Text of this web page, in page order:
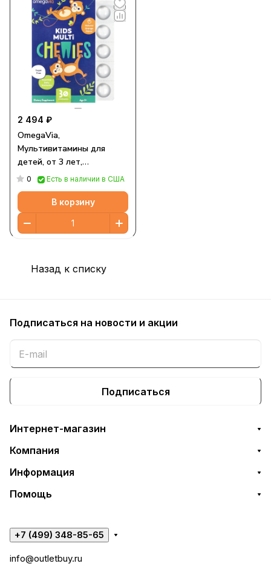
2 494 ₽
OmegaVia,
Мультивитамины для
детей, от 3 лет,
натуральный апельсин, 30
жевательных таблеток
0 Есть в наличии в США
В корзину
Назад к списку
Подписаться на новости и акции
Подписаться
Интернет-магазин
Компания
Информация
Помощь
+7 (499) 348-85-65
info@outletbuy.ru